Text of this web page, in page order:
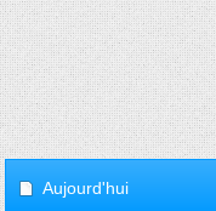
Aujourd'hui